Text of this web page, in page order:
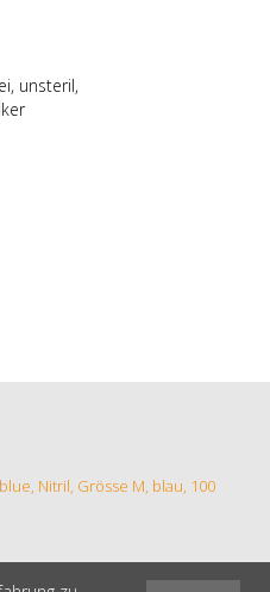
unsteril,
Nitril, Grösse M, blau, 100